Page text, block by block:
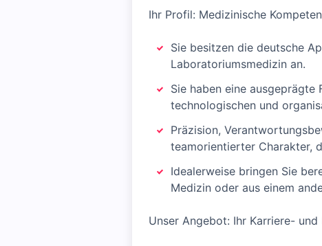
Ihr Profil: Medizinische
Sie besitzen die deutsche
Laboratoriumsmedizin an.
Sie haben eine
technologischen und
Präzision,
teamorientierter Charakter,
Idealerweise bringen Sie
Medizin oder aus einem
Unser Angebot: Ihr Karriere-